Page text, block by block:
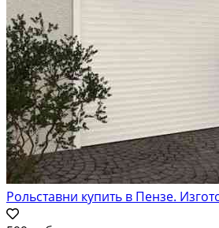
Рольставни купить в Пензе.